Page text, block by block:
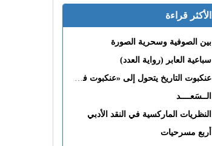
الأكثر قراءة
بين الصوفية وسحرية الصورة
سباعية العابر (رواية العدد)
عنكبوت التاريخ يتحول إلى «عنكبوت فى القلب»
الــسَعــــد
النظريات الماركسية في النقد الأدبي
أربع مسرحيات